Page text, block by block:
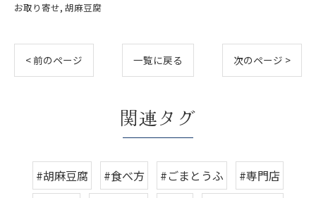
お取り寄せ 胡麻豆腐
< 前のページ 一覧に戻る 次のページ >
関連タグ
#胡麻豆腐 #食べ方 #ごまとうふ
#専門店